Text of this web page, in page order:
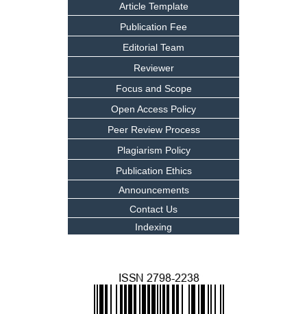
Article Template
Publication Fee
Editorial Team
Reviewer
Focus and Scope
Open Access Policy
Peer Review Process
Plagiarism Policy
Publication Ethics
Announcements
Contact Us
Indexing